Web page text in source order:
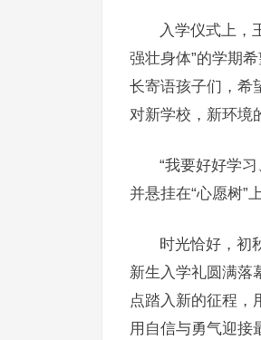
入学仪式上，
强壮身体”的学期
长寄语孩子们，希
对新学校，新环境
“我要好好学
并悬挂在“心愿树”
时光恰好，初
新生入学礼圆满落
点踏入新的征程，
用自信与勇气迎接